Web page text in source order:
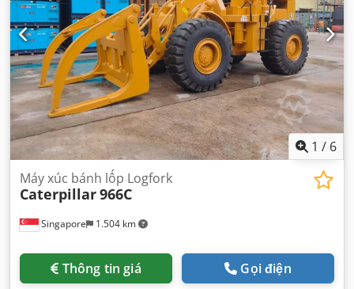
1 / 6
Singapore 1.504 km
Máy xúc bánh lốp Logfork
Caterpillar966C
Thông tin giá Gọi điện